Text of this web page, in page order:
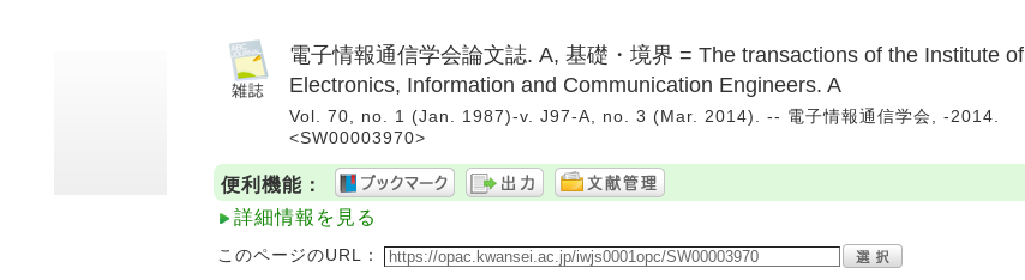
電子情報通信学会論文誌. A, 基礎・境界 = The transactions of the Institute of
Electronics, Information and Communication Engineers. A
Vol. 70, no. 1 (Jan. 1987)-v. J97-A, no. 3 (Mar. 2014). -- 電子情報通信学会, -2014.
<SW00003970>
便利機能：
詳細情報を見る
このページのURL：